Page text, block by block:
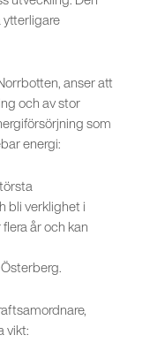
ytterligare
anser att
och av stor
som
energi:
bli verklighet i
år och kan
vikt: